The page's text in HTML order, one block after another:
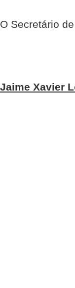
O Secretário
Jaime Xavier